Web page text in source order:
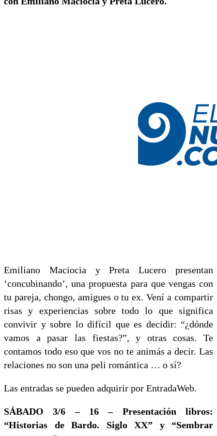
Emiliano Maciocia y Preta Lucero presentan
‘concubinando’, una propuesta para que vengas con
tu pareja, chongo, amigues o tu ex. Vení a compartir
risas y experiencias sobre todo lo que significa
convivir y sobre lo difícil que es decidir: “¿dónde
vamos a pasar las fiestas?”, y otras cosas. Te
contamos todo eso que vos no te animás a decir. Las
relaciones no son una peli romántica … o sí?
Las entradas se pueden adquirir por EntradaWeb.
SÁBADO 3/6 – 16 – Presentación libros:
“Historias de Bardo. Siglo XX” y “Sembrar